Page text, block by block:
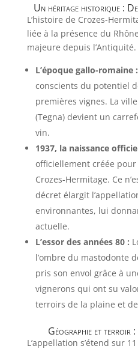
Un héritage historique :
L’histoire de Crozes-
liée à la présence du
majeure depuis l’Antiquité.
L’époque gallo-romaine :
conscients du potentiel
premières vignes. La
(Tegna) devient un
vin.
1937, la naissance
officiellement créée
Crozes-Hermitage. Ce
décret élargit
environnantes, lui
actuelle.
L’essor des années 80 :
l’ombre du mastodonte
pris son envol grâce à
vignerons qui ont su
terroirs de la plaine et
Géographie et terroir :
L’appellation s’étend sur